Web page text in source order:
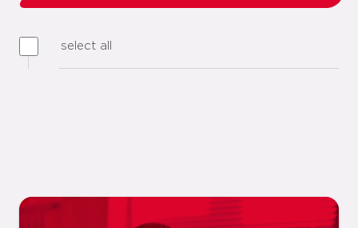
select all